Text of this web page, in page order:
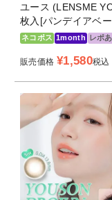
ユース (LENSME
枚入[パンデイアベ
ネコポス 1month レポ
販売価格 ¥1,580税込